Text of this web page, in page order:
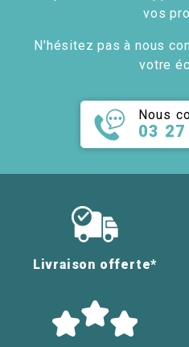
vos
N'hésitez pas à nous
votre
Nous
03
Livraison offerte*